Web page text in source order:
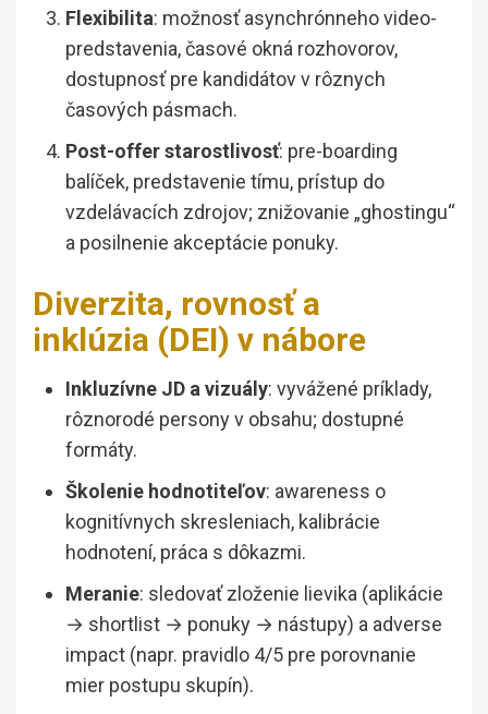
Flexibilita: možnosť asynchrónneho video-
predstavenia, časové okná rozhovorov,
dostupnosť pre kandidátov v rôznych
časových pásmach.
Post-offer starostlivosť: pre-boarding
balíček, predstavenie tímu, prístup do
vzdelávacích zdrojov; znižovanie „ghostingu“
a posilnenie akceptácie ponuky.
Diverzita, rovnosť a
inklúzia (DEI) v nábore
Inkluzívne JD a vizuály: vyvážené príklady,
rôznorodé persony v obsahu; dostupné
formáty.
Školenie hodnotiteľov: awareness o
kognitívnych skresleniach, kalibrácie
hodnotení, práca s dôkazmi.
Meranie: sledovať zloženie lievika (aplikácie
→ shortlist → ponuky → nástupy) a adverse
impact (napr. pravidlo 4/5 pre porovnanie
mier postupu skupín).